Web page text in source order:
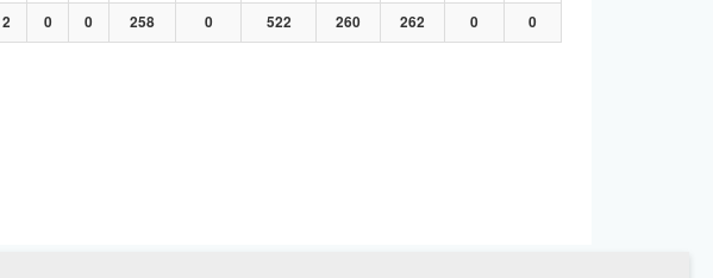
2 0 0 258 0 522 260 262 0 0